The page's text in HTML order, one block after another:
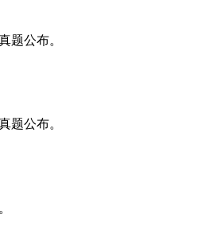
题公布。
题公布。